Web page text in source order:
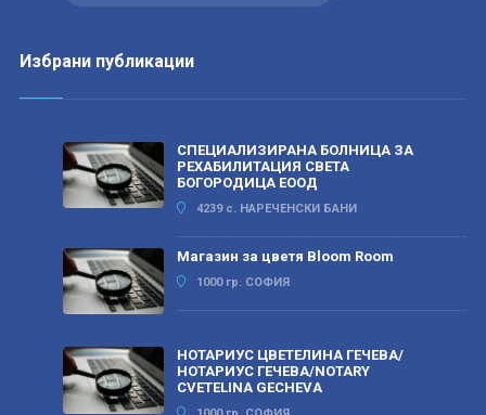
Избрани публикации
СПЕЦИАЛИЗИРАНА БОЛНИЦА ЗА
РЕХАБИЛИТАЦИЯ СВЕТА
БОГОРОДИЦА ЕООД
4239 с. НАРЕЧЕНСКИ БАНИ
Магазин за цветя Bloom Room
1000 гр. СОФИЯ
НОТАРИУС ЦВЕТЕЛИНА ГЕЧЕВА/
НОТАРИУС ГЕЧЕВА/NOTARY
CVETELINA GECHEVA